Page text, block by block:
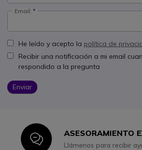
Email:
He leído y acepto la política de
Recibir una notificación a mi email
respondido a la pregunta
Enviar
IconASESORAMIENTO
Llámenos para recibir